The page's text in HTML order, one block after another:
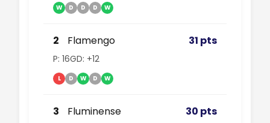
W D D D W
2 Flamengo 31 pts
P: 16GD: +12
L D W D W
3 Fluminense 30 pts